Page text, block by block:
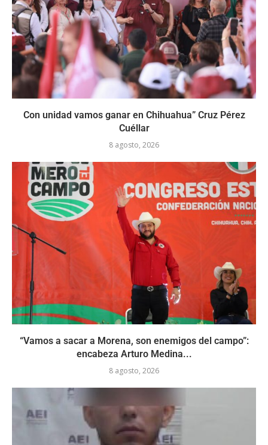
Con unidad vamos ganar en Chihuahua” Cruz Pérez
Cuéllar
8 agosto, 2026
“Vamos a sacar a Morena, son enemigos del campo”:
encabeza Arturo Medina...
8 agosto, 2026